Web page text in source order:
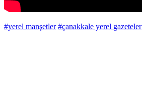
#yerel manşetler #çanakkale yerel gazeteler